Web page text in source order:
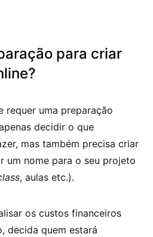
para criar
requer uma preparação
decidir o que
mas também precisa criar
um nome para o seu projeto
, aulas etc.).
os custos financeiros
decida quem estará